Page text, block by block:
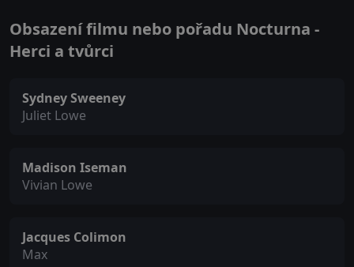
Obsazení filmu nebo pořadu Nocturna -
Herci a tvůrci
Sydney Sweeney
Juliet Lowe
Madison Iseman
Vivian Lowe
Jacques Colimon
Max